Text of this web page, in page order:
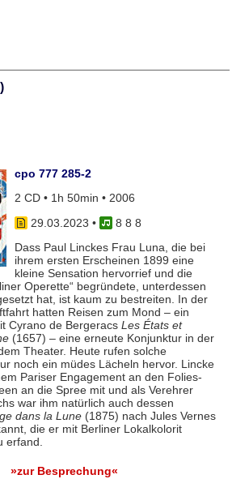
cpo 777 285-2
2 CD • 1h 50min • 2006
29.03.2023 •
8 8 8
Dass Paul Linckes Frau Luna, die bei
ihrem ersten Erscheinen 1899 eine
kleine Sensation hervorrief und die
Operette“ begründete, unterdessen
hat, ist kaum zu bestreiten. In der
hatten Reisen zum Mond – ein
Cyrano de Bergeracs Les États et
(1657) – eine erneute Konjunktur in der
Theater. Heute rufen solche
noch ein müdes Lächeln hervor. Lincke
Pariser Engagement an den Folies-
an die Spree mit und als Verehrer
war ihm natürlich auch dessen
dans la Lune(1875) nach Jules Vernes
die er mit Berliner Lokalkolorit
erfand.
»zur Besprechung«